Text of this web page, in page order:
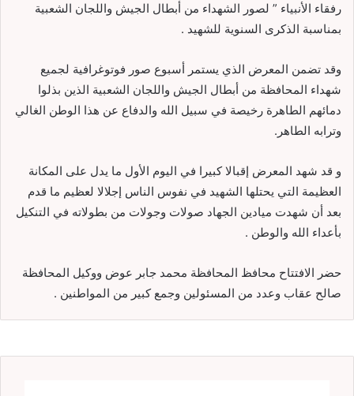
رفقاء الأنبياء ” لصور الشهداء من أبطال الجيش واللجان الشعبية
بمناسبة الذكرى السنوية للشهيد .
وقد تضمن المعرض الذي يستمر أسبوع صور فوتوغرافية لجميع
شهداء المحافظة من أبطال الجيش واللجان الشعبية الذين بذلوا
دمائهم الطاهرة رخيصة في سبيل الله والدفاع عن هذا الوطن الغالي
وترابه الطاهر.
و قد شهد المعرض إقبالا كبيرا في اليوم الأول ما يدل على المكانة
العظيمة التي يحتلها الشهيد في نفوس الناس إجلالا لعظيم ما قدم
بعد أن شهدت ميادين الجهاد صولات وجولات من بطولاته في التنكيل
بأعداء الله والوطن .
حضر الافتتاح محافظ المحافظة محمد جابر عوض ووكيل المحافظة
صالح عقاب وعدد من المسئولين وجمع كبير من المواطنين .